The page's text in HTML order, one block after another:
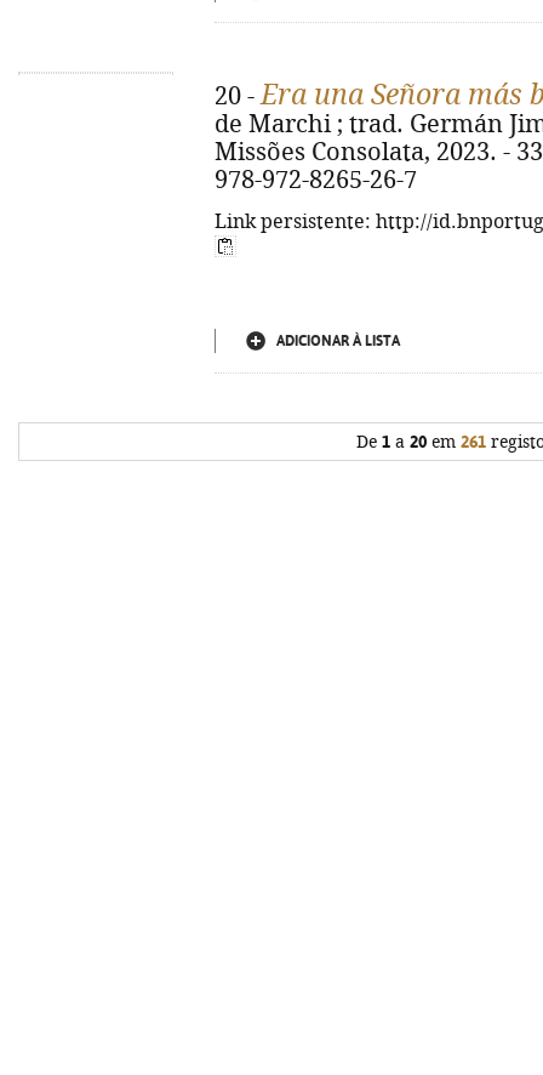
20 -Era una Señora más
de Marchi ; trad. Germán
Missões Consolata, 2023. -
978-972-8265-26-7
Link persistente: http://
ADICIONAR À LISTA
De 1 a 20 em 261